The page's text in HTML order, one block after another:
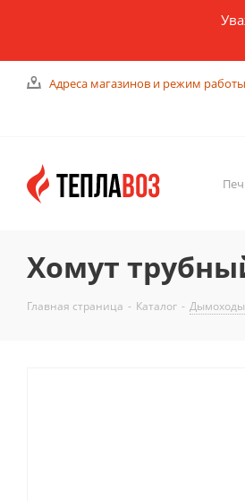
Адреса магазинов и режим работы
Хомут
Главная страница - Каталог - Дымоходы